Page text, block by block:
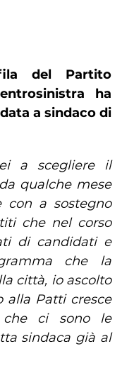
del Partito
ha
a sindaco di
a scegliere il
qualche mese
con a sostegno
che nel corso
di candidati e
che la
città, io ascolto
alla Patti cresce
che ci sono le
sindaca già al